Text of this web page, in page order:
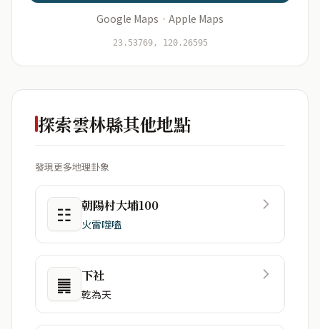
資料僅用於即時分析，不會儲存於伺服器
Google Maps · Apple Maps
23.53769, 120.26595
探索雲林縣其他地點
發現更多地理卦象
☷ 朝陽村大埔100
火雷噬嗑
䷫ 下社
乾為天